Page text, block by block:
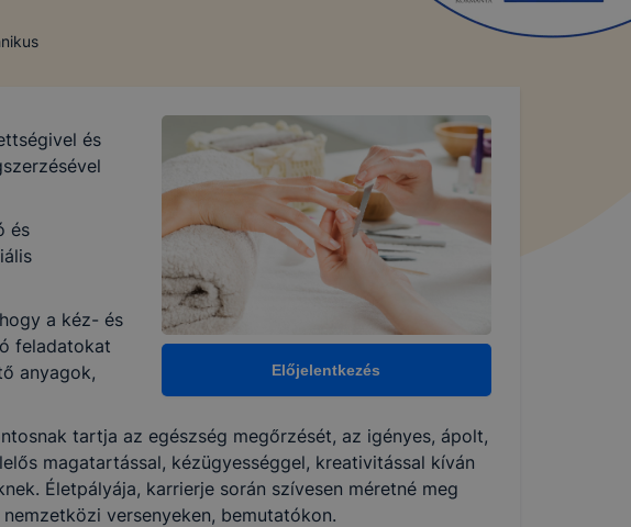
Előjelentkezés
és
és
a kéz- és
feladatokat
anyagok,
tartja az egészség megőrzését, az igényes, ápolt,
magatartással, kézügyességgel, kreativitással kíván
Életpályája, karrierje során szívesen méretné meg
versenyeken, bemutatókon.